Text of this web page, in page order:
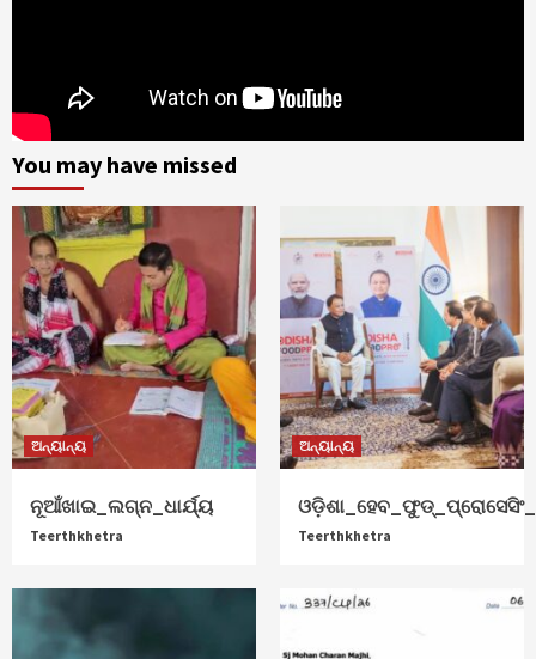
You may have missed
ଅନ୍ୟାନ୍ୟ
ନୂଆଁଖାଇ_ଲଗ୍ନ_ଧାର୍ଯ୍ୟ
Teerthkhetra
ଅନ୍ୟାନ୍ୟ
Teerthkhetra